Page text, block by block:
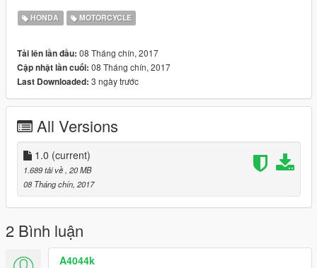
HONDA MOTORCYCLE
Tải lên lần đầu: 08 Tháng chín, 2017
Cập nhật lần cuối: 08 Tháng chín, 2017
Last Downloaded: 3 ngày trước
All Versions
1.0 (current)
1.689 tải về , 20 MB
08 Tháng chín, 2017
2 Bình luận
A4044k